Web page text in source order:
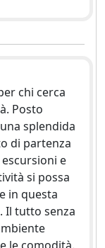
chi cerca
Posto
splendida
di partenza
e
si possa
in questa
Il tutto senza